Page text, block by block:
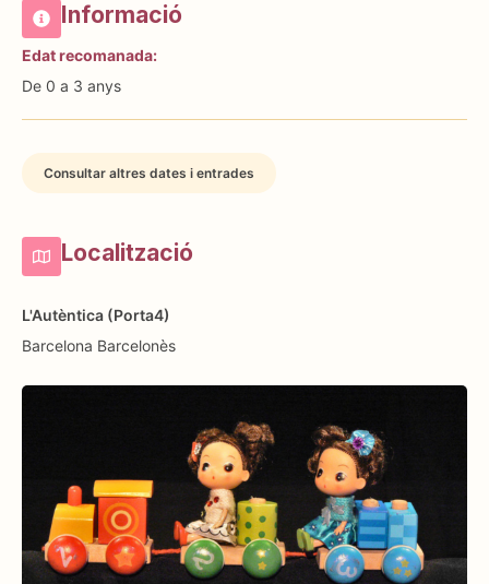
Informació
Edat recomanada:
De 0 a 3 anys
Consultar altres dates i entrades
Localització
L'Autèntica (Porta4)
Barcelona Barcelonès